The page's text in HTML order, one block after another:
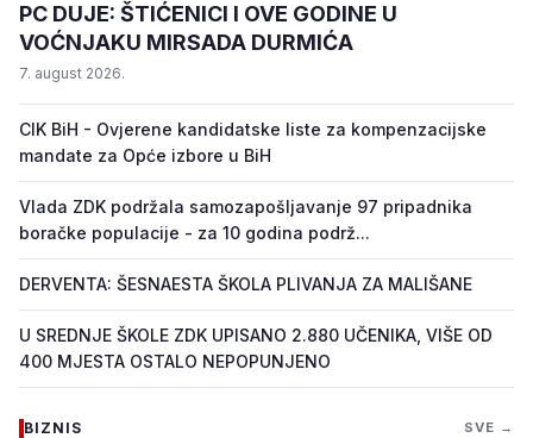
PC DUJE: ŠTIĆENICI I OVE GODINE U
VOĆNJAKU MIRSADA DURMIĆA
7. august 2026.
CIK BiH - Ovjerene kandidatske liste za kompenzacijske
mandate za Opće izbore u BiH
Vlada ZDK podržala samozapošljavanje 97 pripadnika
boračke populacije - za 10 godina podrž...
DERVENTA: ŠESNAESTA ŠKOLA PLIVANJA ZA MALIŠANE
U SREDNJE ŠKOLE ZDK UPISANO 2.880 UČENIKA, VIŠE OD
400 MJESTA OSTALO NEPOPUNJENO
BIZNIS SVE →